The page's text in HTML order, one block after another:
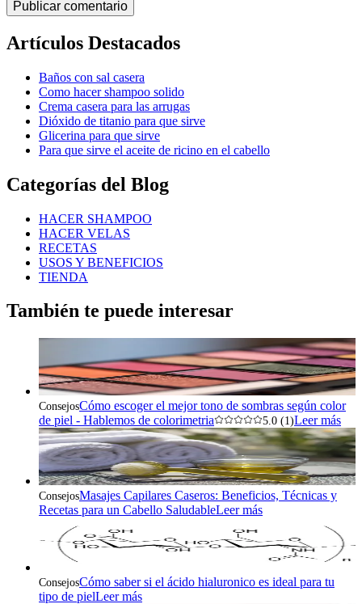
Publicar comentario
Artículos Destacados
Baños con sal casera
Como hacer shampoo solido
Crema casera para las arrugas
Dióxido de titanio para que sirve
Glicerina para que sirve
Para que sirve el aceite de ricino en el cabello
Categorías del Blog
HACER SHAMPOO
HACER VELAS
RECETAS
USOS Y BENEFICIOS
TIENDA
También te puede interesar
ConsejosCómo escoger el mejor tono de sombras según color
de piel - Hablemos de colorimetria
5.0 (1)Leer más
ConsejosMasajes Capilares Caseros: Beneficios, Técnicas y
Recetas para un Cabello SaludableLeer más
ConsejosCómo saber si el ácido hialuronico es ideal para tu
tipo de pielLeer más